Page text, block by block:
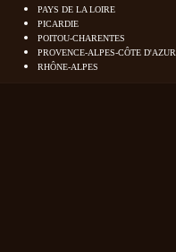
PAYS DE LA LOIRE
PICARDIE
POITOU-CHARENTES
PROVENCE-ALPES-CÔTE D'AZUR
RHÔNE-ALPES